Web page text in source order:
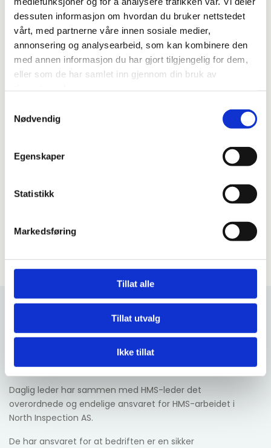
dessuten informasjon om hvordan du bruker nettstedet
vårt, med partnerne våre innen sosiale medier,
annonsering og analysearbeid, som kan kombinere den
med annen informasjon du har gjort tilgjengelig for dem,
eller som de har samlet inn gjennom din bruk av
Nødvendig
Egenskaper
Statistikk
Markedsføring
Tillat alle
Tillat utvalg
Ikke tillat
Promotering Brosjyre
Trykk herfor å
taler
Sortlandsavisa
Saltdalsverft
HMS
Daglig leder har sammen med HMS-leder det
overordnede og endelige ansvaret for HMS-arbeidet i
North Inspection AS.
De har ansvaret for at bedriften er en sikker